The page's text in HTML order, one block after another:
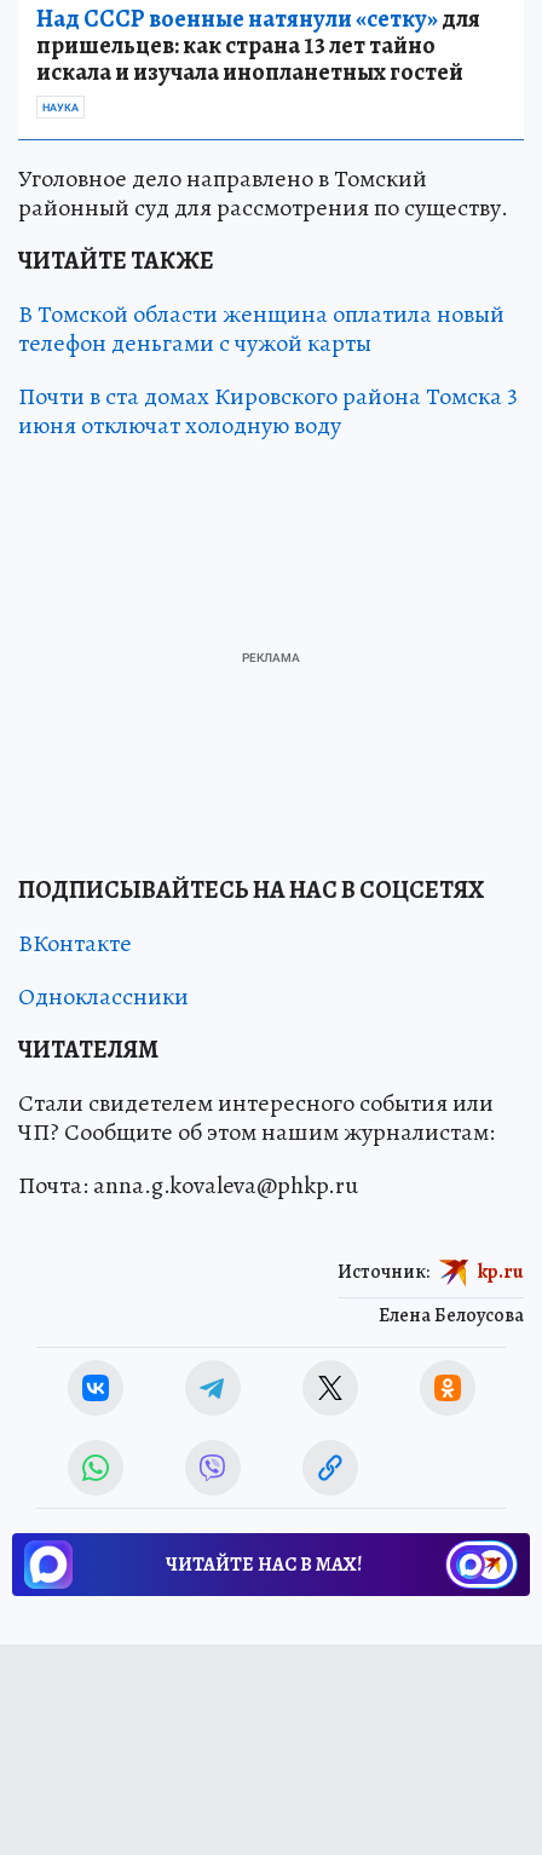
Над СССР военные натянули «сетку»для
пришельцев: как страна 13 лет тайно
искала и изучала инопланетных гостей
НАУКА
Уголовное дело направлено в Томский
районный суд для рассмотрения по существу.
ЧИТАЙТЕ ТАКЖЕ
В Томской области женщина оплатила новый
телефон деньгами с чужой карты
Почти в ста домах Кировского района Томска 3
июня отключат холодную воду
ПОДПИСЫВАЙТЕСЬ НА НАС В СОЦСЕТЯХ
ВКонтакте
Одноклассники
ЧИТАТЕЛЯМ
Стали свидетелем интересного события или
ЧП? Сообщите об этом нашим журналистам:
Почта: anna.g.kovaleva@phkp.ru
Елена Белоусова
Источник: kp.ru
ЧИТАЙТЕ НАС В МАХ!